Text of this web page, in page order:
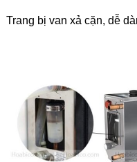
Trang bị van xả cặn, dễ